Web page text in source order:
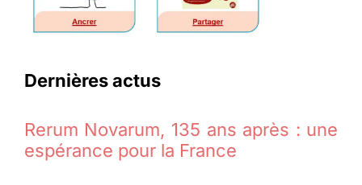
Dernières actus
Rerum Novarum, 135 ans après : une
espérance pour la France